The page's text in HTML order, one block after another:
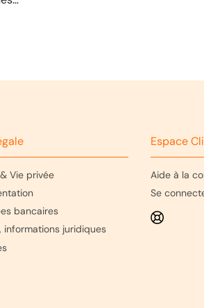
Vie privée
bancaires
informations juridiques
Espace
Aide à la
Se